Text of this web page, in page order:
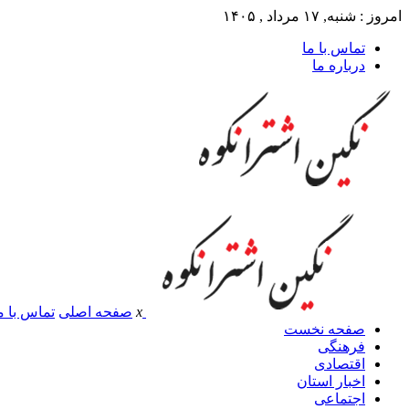
امروز : شنبه, ۱۷ مرداد , ۱۴۰۵
تماس با ما
درباره ما
x صفحه اصلی تماس با
صفحه نخست
فرهنگی
اقتصادی
اخبار استان
اجتماعی